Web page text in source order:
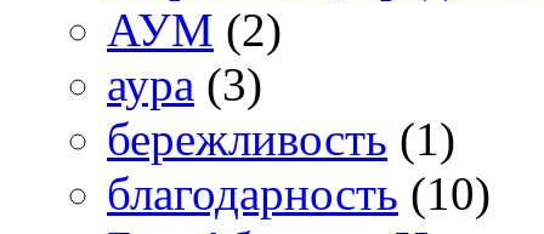
АУМ (2)
аура (3)
бережливость (1)
благодарность (10)